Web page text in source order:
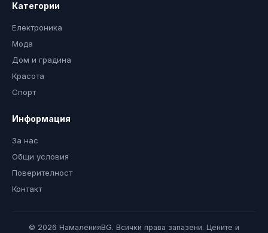
Категории
Електроника
Мода
Дом и градина
Красота
Спорт
Информация
За нас
Общи условия
Поверителност
Контакт
© 2026 НамаленияBG. Всички права запазени. Цените и